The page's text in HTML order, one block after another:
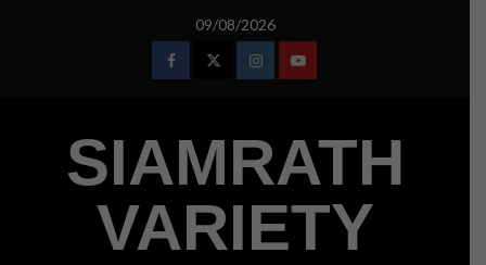
09/08/2026
FacebookTwitterInstagramYoutube
SIAMRATH
VARIETY